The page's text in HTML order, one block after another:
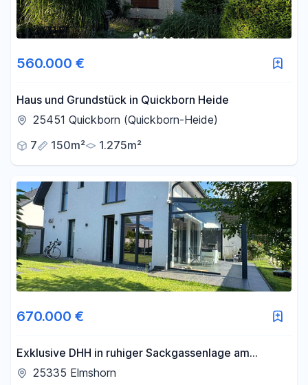
560.000 €
Haus und Grundstück in Quickborn Heide
25451 Quickborn (Quickborn-Heide)
7
150m² 1.275m²
670.000 €
Exklusive DHH in ruhiger Sackgassenlage am
Naturschutzgebiet/Provisionsfrei
25335 Elmshorn